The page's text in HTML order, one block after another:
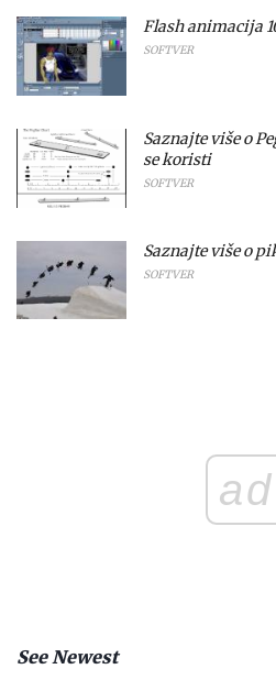
Flash animacija
SOFTVER
Saznajte više o
se koristi
SOFTVER
Saznajte više o
SOFTVER
ad
See Newest